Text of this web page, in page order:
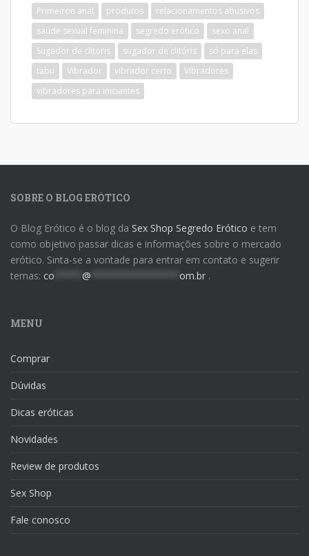
Primeiron anal
produtos
relacionamentos abusivos
saúde sexual feminina
segredo erótico
sexo anal
Sugador de clitoris
sugador de clitóris
só para elas
tabu
Vibrador vibrador certo
Vibradores
vibradores para iniciantes
SOBRE O BLOG ERÓTICO
O Blog Erótico é o blog da Sex Shop Segredo Erótico e tem
como objetivo passar dicas e informações sobre o mercado
erótico. Sinta-se a vontade para entrar em contato e sugerir
temas: co @ om.br .
MENU
Comprar
Dúvidas
Dicas eróticas
Novidades
Review de produtos
Sex Shop
Fale conosco